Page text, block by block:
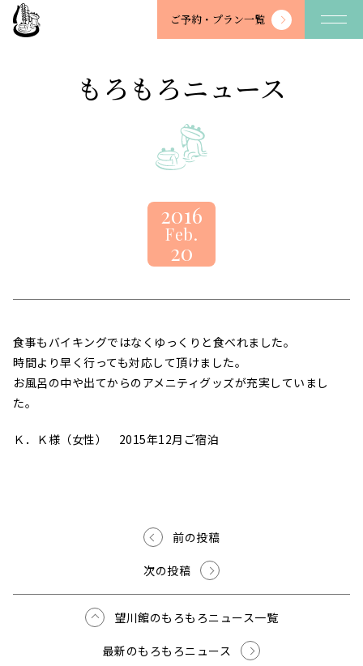
望
川
ご予約・ プラン一覧
もろもろニュース
2016
Feb.
20
食事もバイキングではなくゆっくりと食べれました。
時間より早く行っても対応して頂けました。
お風呂の中や出てからのアメニティグッズが充実していまし
た。
Ｋ．Ｋ様（女性） 2015年12月ご宿泊
前の投稿
次の投稿
望川館のもろもろニュース一覧
最新のもろもろニュース